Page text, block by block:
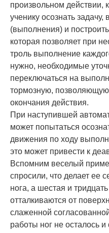
произвольном действии,
ученику осознать
(выполнения) и
которая позволяет при
троль выполнение
нужно, необходимые
переключаться на
тормозную,
окончания дейст­вия.
При наступившей
может попытаться
движения по ходу
это может привести к
Вспомним веселый
спросили, что делает ее
нога, а шестая и
отталкиваются от
слаженной
работы ног не осталось